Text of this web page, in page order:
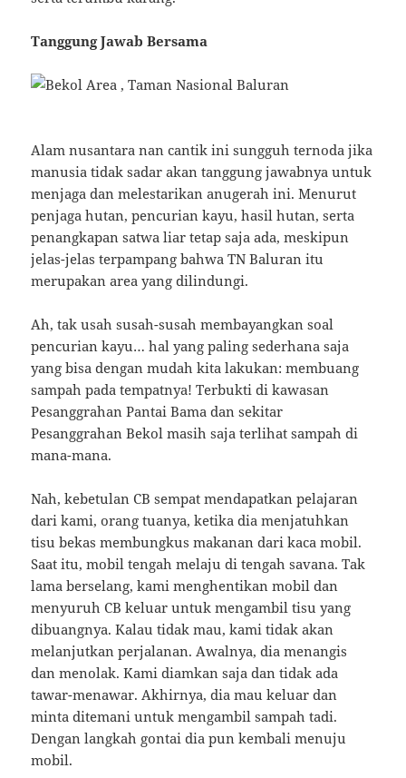
Tanggung Jawab Bersama
Alam nusantara nan cantik ini sungguh ternoda jika
manusia tidak sadar akan tanggung jawabnya untuk
menjaga dan melestarikan anugerah ini. Menurut
penjaga hutan, pencurian kayu, hasil hutan, serta
penangkapan satwa liar tetap saja ada, meskipun
jelas-jelas terpampang bahwa TN Baluran itu
merupakan area yang dilindungi.
Ah, tak usah susah-susah membayangkan soal
pencurian kayu… hal yang paling sederhana saja
yang bisa dengan mudah kita lakukan: membuang
sampah pada tempatnya! Terbukti di kawasan
Pesanggrahan Pantai Bama dan sekitar
Pesanggrahan Bekol masih saja terlihat sampah di
mana-mana.
Nah, kebetulan CB sempat mendapatkan pelajaran
dari kami, orang tuanya, ketika dia menjatuhkan
tisu bekas membungkus makanan dari kaca mobil.
Saat itu, mobil tengah melaju di tengah savana. Tak
lama berselang, kami menghentikan mobil dan
menyuruh CB keluar untuk mengambil tisu yang
dibuangnya. Kalau tidak mau, kami tidak akan
melanjutkan perjalanan. Awalnya, dia menangis
dan menolak. Kami diamkan saja dan tidak ada
tawar-menawar. Akhirnya, dia mau keluar dan
minta ditemani untuk mengambil sampah tadi.
Dengan langkah gontai dia pun kembali menuju
mobil.